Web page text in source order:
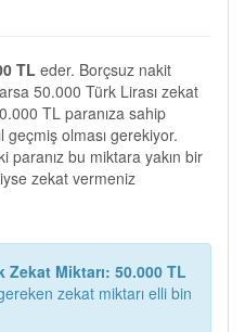
TL eder. Borçsuz nakit
50.000 Türk Lirası zekat
TL paranıza sahip
geçmiş olması gerekiyor.
paranız bu miktara yakın bir
zekat vermeniz
Zekat Miktarı: 50.000 TL
zekat miktarı elli bin